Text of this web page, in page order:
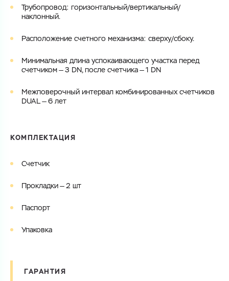
Трубопровод: горизонтальный/вертикальный/
наклонный.
Расположение счетного механизма: сверху/сбоку.
Минимальная длина успокаивающего участка перед
счетчиком — 3 DN, после счетчика — 1 DN
Межповерочный интервал комбинированных счетчиков
DUAL — 6 лет
КОМПЛЕКТАЦИЯ
Счетчик
Прокладки — 2 шт
Паспорт
Упаковка
ГАРАНТИЯ